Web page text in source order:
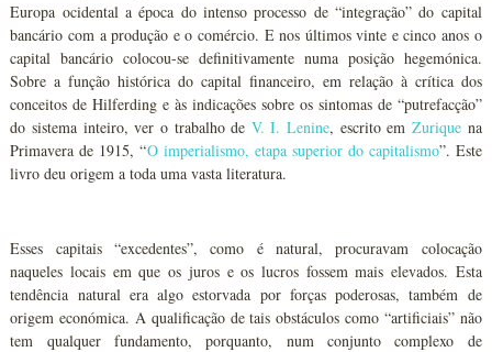
Europa ocidental a época do intenso processo de “integração” do capital
bancário com a produção e o comércio. E nos últimos vinte e cinco anos o
capital bancário colocou-se definitivamente numa posição hegemónica.
Sobre a função histórica do capital financeiro, em relação à crítica dos
conceitos de Hilferding e às indicações sobre os sintomas de “putrefacção”
do sistema inteiro, ver o trabalho de V. I. Lenine, escrito em Zuriquena
Primavera de 1915, “O imperialismo, etapa superior do capitalismo”. Este
livro deu origem a toda uma vasta literatura.
Esses capitais “excedentes”, como é natural, procuravam colocação
naqueles locais em que os juros e os lucros fossem mais elevados. Esta
tendência natural era algo estorvada por forças poderosas, também de
origem económica. A qualificação de tais obstáculos como “artificiais” não
tem qualquer fundamento, porquanto, num conjunto complexo de